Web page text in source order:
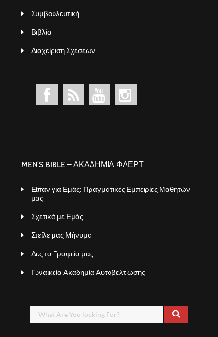
Συμβουλευτική
Βιβλία
Διαχείριση Σχέσεων
MEN’S BIBLE – ΑΚΑΔΗΜΙΑ ΦΛΕΡΤ
Είπαν για Εμάς: Πραγματικές Εμπειρίες Μαθητών
μας
Σχετικά με Εμάς
Στείλε μας Μήνυμα
Δες τα Γραφεία μας
Γυναικεία Ακαδημία Αυτοβελτίωσης